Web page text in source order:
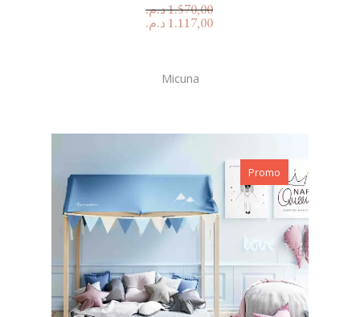
1.570,00د.م.
1.117,00 د.م.
Micuna
Promo